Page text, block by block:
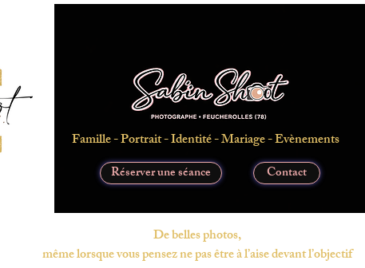
Famille - Portrait - Identité - Mariage - Evènements
Réserver une séance Contact
De belles photos,
même lorsque vous pensez ne pas être à l’aise devant l’objectif